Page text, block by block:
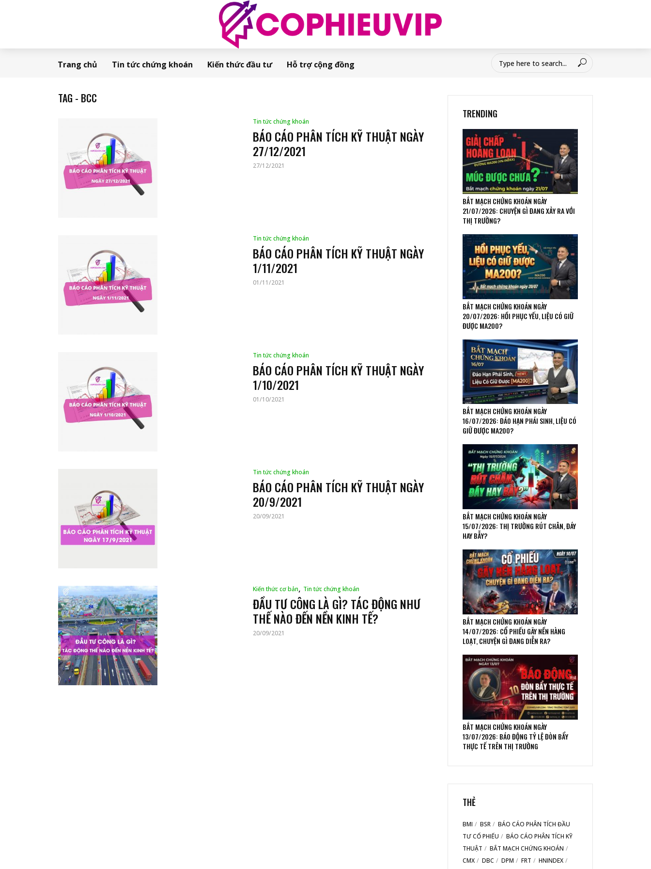
Trang chủ Tin tức chứng khoán Kiến thức đầu tư Hỗ trợ cộng đồng
TAG - BCC
Tin tức chứng khoán
BÁO CÁO PHÂN TÍCH KỸ THUẬT NGÀY
27/12/2021
27/12/2021
Tin tức chứng khoán
BÁO CÁO PHÂN TÍCH KỸ THUẬT NGÀY
1/11/2021
01/11/2021
Tin tức chứng khoán
BÁO CÁO PHÂN TÍCH KỸ THUẬT NGÀY
1/10/2021
01/10/2021
Tin tức chứng khoán
BÁO CÁO PHÂN TÍCH KỸ THUẬT NGÀY
20/9/2021
20/09/2021
Kiến thức cơ bản, Tin tức chứng khoán
ĐẦU TƯ CÔNG LÀ GÌ? TÁC ĐỘNG NHƯ
THẾ NÀO ĐẾN NỀN KINH TẾ?
20/09/2021
TRENDING
BẮT MẠCH CHỨNG KHOÁN NGÀY
21/07/2026: CHUYỆN GÌ ĐANG XẢY RA VỚI
THỊ TRƯỜNG?
BẮT MẠCH CHỨNG KHOÁN NGÀY
20/07/2026: HỒI PHỤC YẾU, LIỆU CÓ GIỮ
ĐƯỢC MA200?
BẮT MẠCH CHỨNG KHOÁN NGÀY
16/07/2026: ĐÁO HẠN PHÁI SINH, LIỆU CÓ
GIỮ ĐƯỢC MA200?
BẮT MẠCH CHỨNG KHOÁN NGÀY
15/07/2026: THỊ TRƯỜNG RÚT CHÂN, ĐÁY
HAY BẪY?
BẮT MẠCH CHỨNG KHOÁN NGÀY
14/07/2026: CỔ PHIẾU GÃY NỀN HÀNG
LOẠT, CHUYỆN GÌ ĐANG DIỄN RA?
BẮT MẠCH CHỨNG KHOÁN NGÀY
13/07/2026: BÁO ĐỘNG TỶ LỆ ĐÒN BẨY
THỰC TẾ TRÊN THỊ TRƯỜNG
THẺ
BMI BSR
BÁO CÁO PHÂN TÍCH ĐẦU
TƯ CỔ PHIẾU
BÁO CÁO PHÂN TÍCH KỸ
THUẬT
BẮT MẠCH CHỨNG KHOÁN
CMX
DBC DPM FRT
HNINDEX